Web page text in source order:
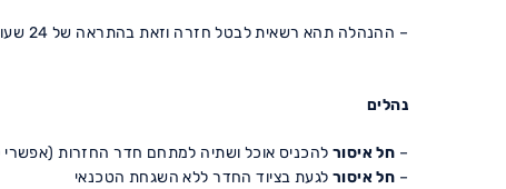
– ההנהלה תהא רשאית לבטל חזרה וזאת בהתראה של 24 שעות מראש לפחות. במקרה כזה לא תעמוד למשתמש כל טענה כלפי ההנהלה.
נהלים
– חל איסור להכניס אוכל ושתיה למתחם חדר החזרות (אפשרי
– חל איסור לגעת בציוד החדר ללא השגחת הטכנאי